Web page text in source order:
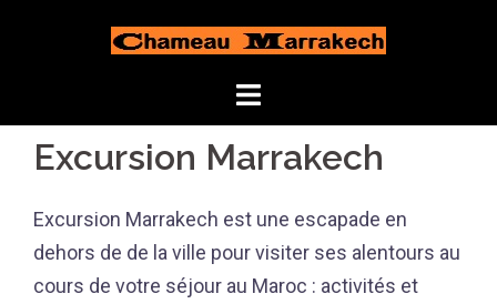
Excursion Marrakech
Excursion Marrakech est une escapade en
dehors de de la ville pour visiter ses alentours au
cours de votre séjour au Maroc : activités et